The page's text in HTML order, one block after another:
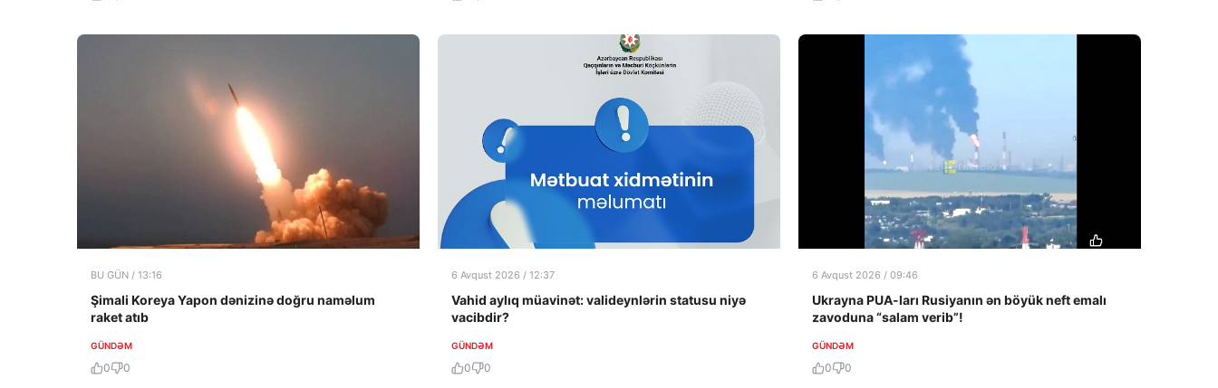
BU GÜN / 13:16
Şimali Koreya Yapon dənizinə doğru naməlum
raket atıb
GÜNDƏM
0 0
6 Avqust 2026 / 12:37
Vahid aylıq müavinət: valideynlərin statusu niyə
vacibdir?
GÜNDƏM
0 0
6 Avqust 2026 / 09:46
Ukrayna PUA-ları Rusiyanın ən böyük neft emalı
zavoduna “salam verib”!
GÜNDƏM
0 0